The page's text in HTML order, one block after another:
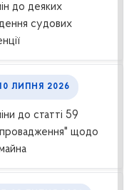
до деяких
судових
ЛИПНЯ 2026
до статті 59
провадження" щодо